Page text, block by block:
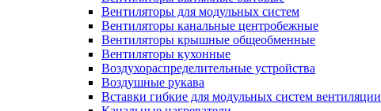
Вентиляторы для модульных систем
Вентиляторы канальные центробежные
Вентиляторы крышные общеобменные
Вентиляторы кухонные
Воздухораспределительные устройства
Воздушные рукава
Вставки гибкие для модульных систем вентиляции